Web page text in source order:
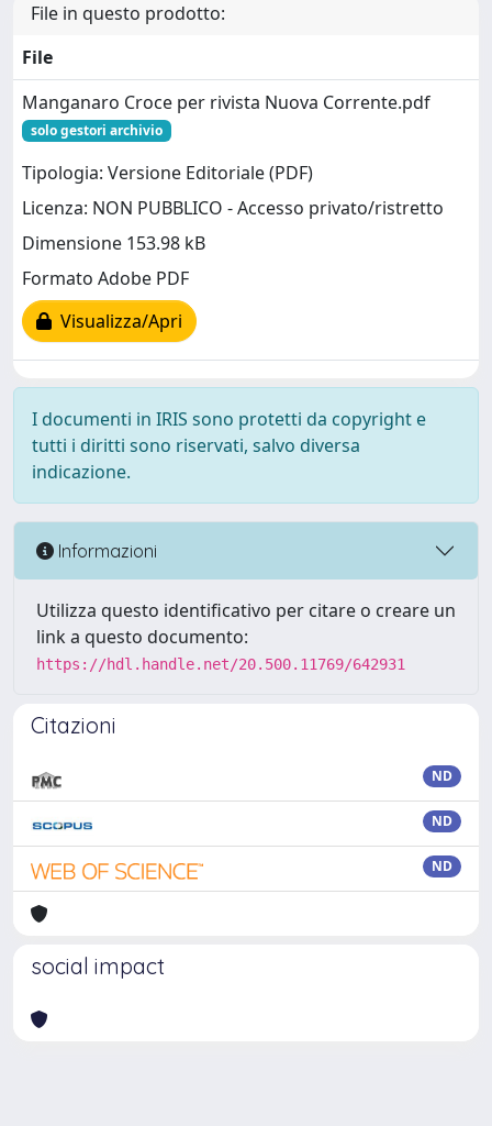
File in questo prodotto:
File
Manganaro Croce per rivista Nuova Corrente.pdf
solo gestori archivio
Tipologia: Versione Editoriale (PDF)
Licenza: NON PUBBLICO - Accesso privato/ristretto
Dimensione 153.98 kB
Formato Adobe PDF
Visualizza/Apri
I documenti in IRIS sono protetti da copyright e
tutti i diritti sono riservati, salvo diversa
indicazione.
Informazioni
Utilizza questo identificativo per citare o creare un
link a questo documento:
https://hdl.handle.net/20.500.11769/642931
Citazioni
ND
ND
ND
social impact